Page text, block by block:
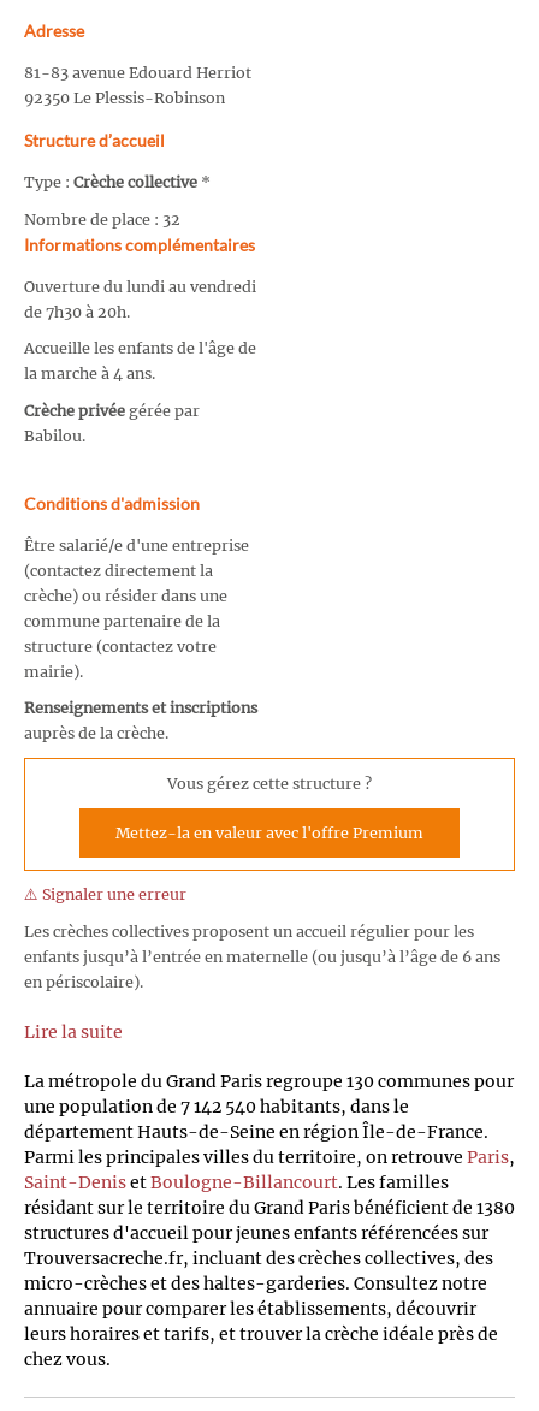
Adresse
81-83 avenue Edouard Herriot
92350 Le Plessis-Robinson
Structure d’accueil
Type : Crèche collective *
Nombre de place : 32
Informations complémentaires
Ouverture du lundi au vendredi
de 7h30 à 20h.
Accueille les enfants de l'âge de
la marche à 4 ans.
Crèche privée gérée par
Babilou.
Conditions d'admission
Être salarié/e d'une entreprise
(contactez directement la
crèche) ou résider dans une
commune partenaire de la
structure (contactez votre
mairie).
Renseignements et inscriptions
auprès de la crèche.
Vous gérez cette structure ?
Mettez-la en valeur avec l'offre Premium
⚠️ Signaler une erreur
Les crèches collectives proposent un accueil régulier pour les
enfants jusqu’à l’entrée en maternelle (ou jusqu’à l’âge de 6 ans
en périscolaire).
Lire la suite
La métropole du Grand Paris regroupe 130 communes pour
une population de 7 142 540 habitants, dans le
département Hauts-de-Seine en région Île-de-France.
Parmi les principales villes du territoire, on retrouve Paris,
Saint-DenisetBoulogne-Billancourt. Les familles
résidant sur le territoire du Grand Paris bénéficient de 1380
structures d'accueil pour jeunes enfants référencées sur
Trouversacreche.fr, incluant des crèches collectives, des
micro-crèches et des haltes-garderies. Consultez notre
annuaire pour comparer les établissements, découvrir
leurs horaires et tarifs, et trouver la crèche idéale près de
chez vous.